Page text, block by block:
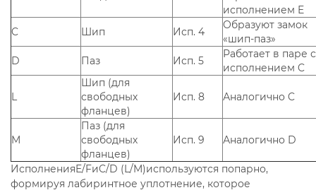
исполнением E
C
Шип Исп. 4
Образуют замок
«шип-паз»
D
Паз Исп. 5
Работает в паре с
исполнением C
L
Шип (для
свободных
фланцев)
Исп. 8 Аналогично C
M
Паз (для
свободных
фланцев)
Исп. 9 Аналогично D
ИсполненияE/FиC/D (L/M)используются попарно,
формируя лабиринтное уплотнение, которое